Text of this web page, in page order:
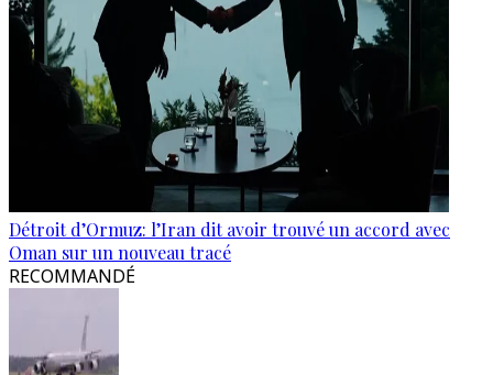
Détroit d’Ormuz: l’Iran dit avoir trouvé un accord avec
Oman sur un nouveau tracé
RECOMMANDÉ